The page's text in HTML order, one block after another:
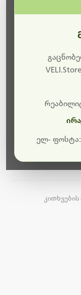
ბოდიშს
მიმდინარეობს
მალე ისევ
ელ- ფოსტა: